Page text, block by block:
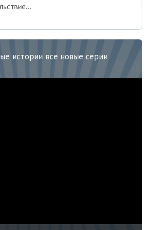
истории все новые серии